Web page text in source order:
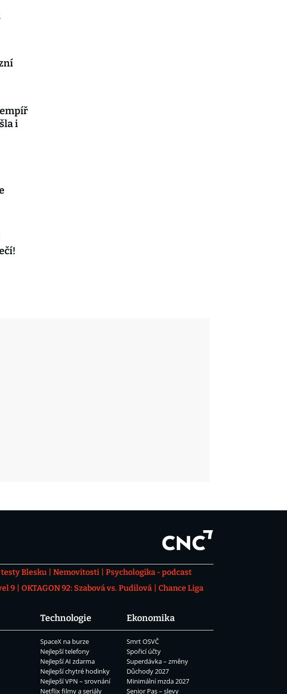
i
Blesku Nemovitosti
Psychologika - podcast
9 OKTAGON 92: Szabová vs. Pudilová
Chance Liga
Technologie
SpaceX na burze
Nejlepší telefony
Nejlepší AI zdarma
Nejlepší chytré hodinky
Nejlepší VPN – srovnání
Netflix filmy a seriály
Ekonomika
Smrt OSVČ
Spořicí účty
Superdávka – změny
Důchody 2027
Minimální mzda 2027
Senior Pas – slevy